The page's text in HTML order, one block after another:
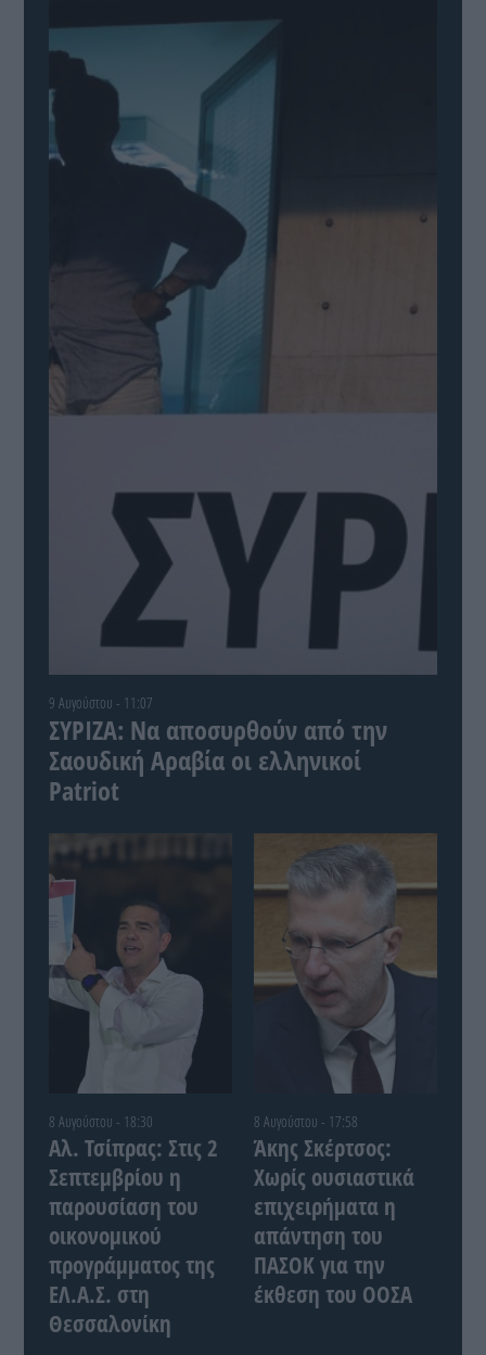
9 Αυγούστου - 11:07
ΣΥΡΙΖΑ: Να αποσυρθούν από την
Σαουδική Αραβία οι ελληνικοί
Patriot
8 Αυγούστου - 18:30
Αλ. Τσίπρας: Στις 2
Σεπτεμβρίου η
παρουσίαση του
οικονομικού
προγράμματος της
ΕΛ.Α.Σ. στη
Θεσσαλονίκη
8 Αυγούστου - 17:58
Άκης Σκέρτσος:
Χωρίς ουσιαστικά
επιχειρήματα η
απάντηση του
ΠΑΣΟΚ για την
έκθεση του ΟΟΣΑ